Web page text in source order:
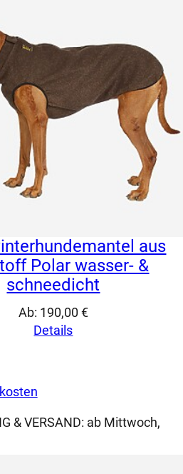
aus
Polar wasser- &
schneedicht
Ab: 190,00 €
Details
& VERSAND: ab Mittwoch,